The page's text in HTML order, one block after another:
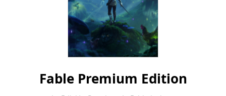
Fable Premium Edition